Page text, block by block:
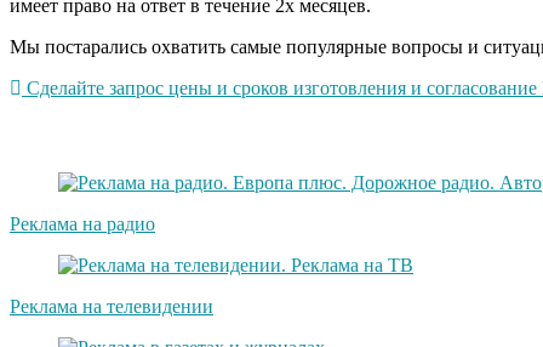
имеет право на ответ в течение 2х месяцев.
Мы постарались охватить самые популярные вопросы и
Сделайте запрос цены и сроков изготовления и
Реклама на радио
Реклама на телевидении